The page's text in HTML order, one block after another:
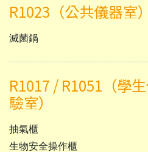
R1023（公共儀器室）
滅菌鍋
R1017 / R1051（學
驗室）
抽氣櫃
生物安全操作櫃